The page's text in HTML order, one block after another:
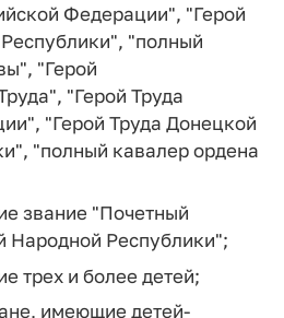
Федерации", "Герой
"полный
"Герой
"Герой Труда
"Герой Труда Донецкой
"полный кавалер ордена
звание "Почетный
Народной Республики";
трех и более детей;
имеющие детей-